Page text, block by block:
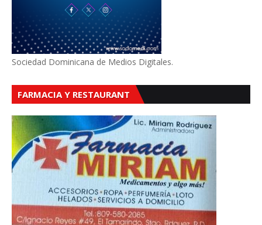
Sociedad Dominicana de Medios Digitales.
FARMACIA Y RESTAURANT